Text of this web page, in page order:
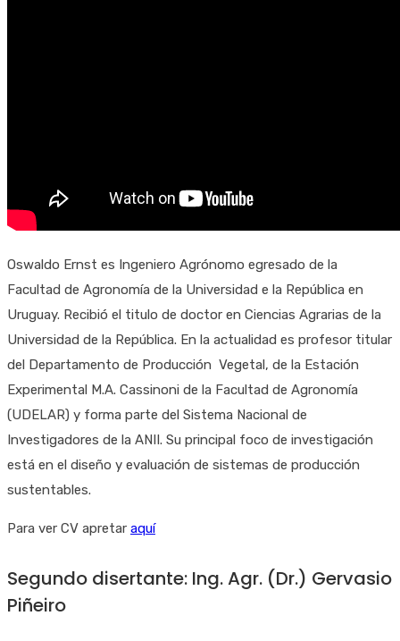
Oswaldo Ernst es Ingeniero Agrónomo egresado de la
Facultad de Agronomía de la Universidad e la República en
Uruguay. Recibió el titulo de doctor en Ciencias Agrarias de la
Universidad de la República. En la actualidad es profesor titular
del Departamento de Producción Vegetal, de la Estación
Experimental M.A. Cassinoni de la Facultad de Agronomía
(UDELAR) y forma parte del Sistema Nacional de
Investigadores de la ANII. Su principal foco de investigación
está en el diseño y evaluación de sistemas de producción
sustentables.
Para ver CV apretar aquí
Segundo disertante: Ing. Agr. (Dr.) Gervasio
Piñeiro